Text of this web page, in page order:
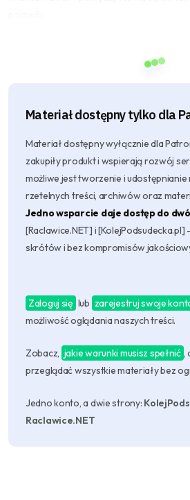
Materiał dostępny tylko dla
Materiał dostępny wyłącznie dla
zakupiły produkt i wspierają rozwój
możliwe jest tworzenie i
rzetelnych treści, archiwów oraz
Jedno wsparcie daje dostęp do
[Raclawice.NET] i [KolejPodsudecka.pl]
skrótów i bez kompromisów
Zaloguj się lub zarejestruj swoje
możliwość oglądania naszych treści.
Zobacz, jakie warunki musisz spełnić ,
przeglądać wszystkie materiały bez
Jedno konto, a dwie strony:
Raclawice.NET